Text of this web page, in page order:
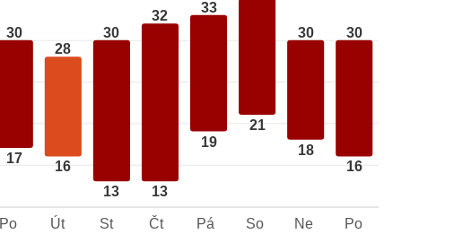
30
17
28
16
30
13
32
13
33
19
21
30
18
30
16
Po Út St Čt Pá So Ne Po